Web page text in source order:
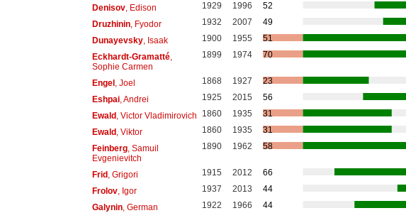
Denisov, Edison 1929 1996
52
Druzhinin, Fyodor 1932 2007
49
Dunayevsky, Isaak 1900 1955
51
Eckhardt-Gramatté,
Sophie Carmen
1899 1974 70
Engel, Joel 1868 1927
23
Eshpai, Andrei 1925 2015
56
Ewald, Victor Vladimirovich 1860 1935
31
Ewald, Viktor 1860 1935
31
Feinberg, Samuil
Evgenievitch
1890 1962 58
Frid, Grigori 1915 2012
66
Frolov, Igor 1937 2013
44
Galynin, German 1922 1966
44